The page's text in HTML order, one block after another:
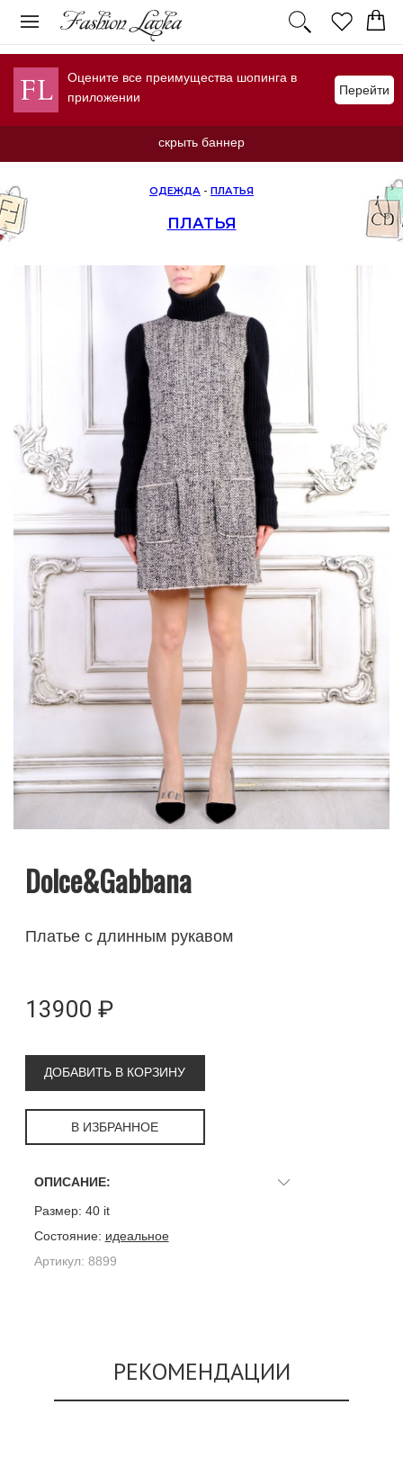
Оцените все преимущества шопинга в
приложении
Перейти
скрыть баннер
ОДЕЖДА - ПЛАТЬЯ
ПЛАТЬЯ
Dolce&Gabbana
Платье с длинным рукавом
13900 ₽
ДОБАВИТЬ В КОРЗИНУ
В ИЗБРАННОЕ
ОПИСАНИЕ:
Размер: 40 it
Состояние: идеальное
Артикул: 8899
РЕКОМЕНДАЦИИ